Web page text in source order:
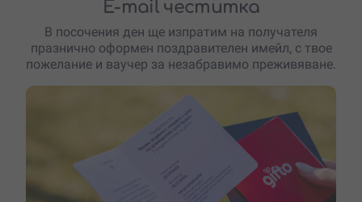
E-mail честитка
В посочения ден ще изпратим на получателя
празнично оформен поздравителен имейл, с твое
пожелание и ваучер за незабравимо преживяване.